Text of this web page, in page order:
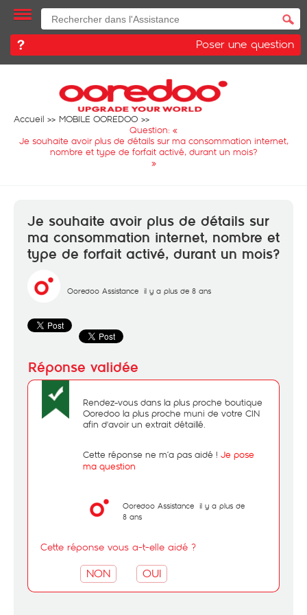
Poser une question
Accueil
MOBILE OOREDOO
Question: «
Je souhaite avoir plus de détails sur ma consommation internet,
nombre et type de forfait activé, durant un mois?
»
Je souhaite avoir plus de détails sur
ma consommation internet, nombre et
type de forfait activé, durant un mois?
Ooredoo Assistance il y a plus de 8 ans
Rendez-vous dans la plus proche boutique
Ooredoo la plus proche muni de votre CIN
afin d'avoir un extrait détaillé.
Cette réponse ne m’a pas aidé ! Je pose
ma question
Ooredoo Assistance il y a plus de
8 ans
Cette réponse vous a-t-elle aidé ?
NON OUI